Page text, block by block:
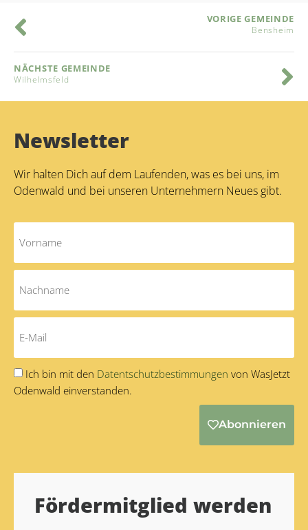
VORIGE GEMEINDE
Bensheim
NÄCHSTE GEMEINDE
Wilhelmsfeld
Newsletter
Wir halten Dich auf dem Laufenden, was es bei uns, im
Odenwald und bei unseren Unternehmern Neues gibt.
Ich bin mit den Datentschutzbestimmungen von WasJetzt
Odenwald einverstanden.
Abonnieren
Fördermitglied werden